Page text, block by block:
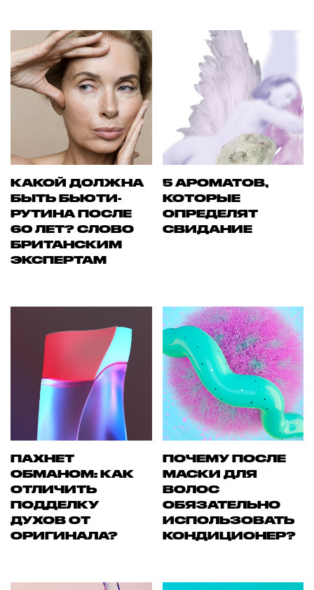
КАКОЙ ДОЛЖНА
БЫТЬ БЬЮТИ-
РУТИНА ПОСЛЕ
60 ЛЕТ? СЛОВО
БРИТАНСКИМ
ЭКСПЕРТАМ
5 АРОМАТОВ,
КОТОРЫЕ
ОПРЕДЕЛЯТ
СВИДАНИЕ
ПАХНЕТ
ОБМАНОМ: КАК
ОТЛИЧИТЬ
ПОДДЕЛКУ
ДУХОВ ОТ
ОРИГИНАЛА?
ПОЧЕМУ ПОСЛЕ
МАСКИ ДЛЯ
ВОЛОС
ОБЯЗАТЕЛЬНО
ИСПОЛЬЗОВАТЬ
КОНДИЦИОНЕР?